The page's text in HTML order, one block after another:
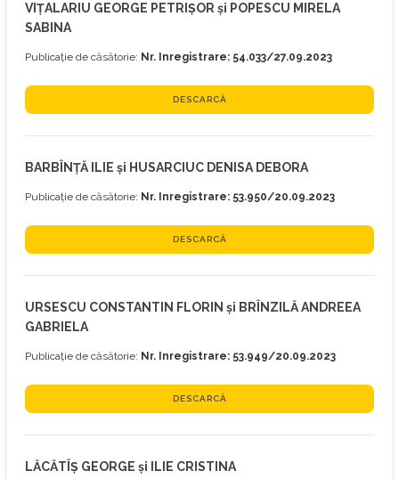
VIȚALARIU GEORGE PETRIȘOR și POPESCU MIRELA
SABINA
Publicație de căsătorie: Nr. Inregistrare: 54.033/27.09.2023
DESCARCĂ
BARBÎNȚĂ ILIE și HUSARCIUC DENISA DEBORA
Publicație de căsătorie: Nr. Inregistrare: 53.950/20.09.2023
DESCARCĂ
URSESCU CONSTANTIN FLORIN și BRÎNZILĂ ANDREEA
GABRIELA
Publicație de căsătorie: Nr. Inregistrare: 53.949/20.09.2023
DESCARCĂ
LĂCĂTÎȘ GEORGE și ILIE CRISTINA